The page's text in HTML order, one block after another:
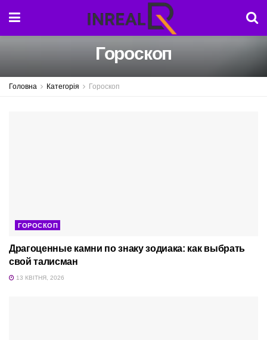
Гороскоп
Головна Категорія Гороскоп
ГОРОСКОП
Драгоценные камни по знаку зодиака: как выбрать
свой талисман
13 КВІТНЯ, 2026